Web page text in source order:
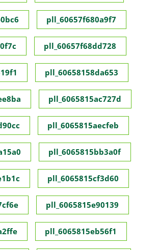
pll_60657f680a9f7
pll_60657f68dd728
pll_60658158da653
pll_6065815ac727d
pll_6065815aecfeb
pll_6065815bb3a0f
pll_6065815cf3d60
pll_6065815e90139
pll_6065815eb56f1